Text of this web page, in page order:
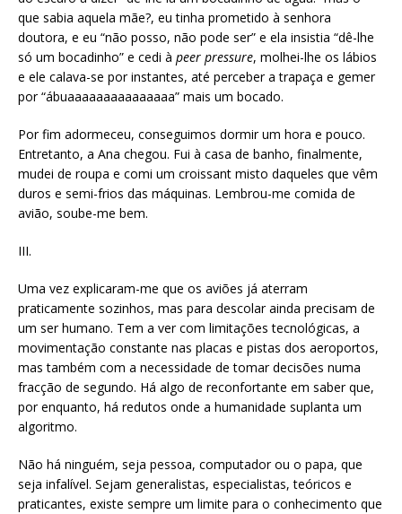
que sabia aquela mãe?, eu tinha prometido à senhora
doutora, e eu “não posso, não pode ser” e ela insistia “dê-lhe
só um bocadinho” e cedi à peer pressure, molhei-lhe os lábios
e ele calava-se por instantes, até perceber a trapaça e gemer
por “ábuaaaaaaaaaaaaaaa” mais um bocado.
Por fim adormeceu, conseguimos dormir um hora e pouco.
Entretanto, a Ana chegou. Fui à casa de banho, finalmente,
mudei de roupa e comi um croissant misto daqueles que vêm
duros e semi-frios das máquinas. Lembrou-me comida de
avião, soube-me bem.
III.
Uma vez explicaram-me que os aviões já aterram
praticamente sozinhos, mas para descolar ainda precisam de
um ser humano. Tem a ver com limitações tecnológicas, a
movimentação constante nas placas e pistas dos aeroportos,
mas também com a necessidade de tomar decisões numa
fracção de segundo. Há algo de reconfortante em saber que,
por enquanto, há redutos onde a humanidade suplanta um
algoritmo.
Não há ninguém, seja pessoa, computador ou o papa, que
seja infalível. Sejam generalistas, especialistas, teóricos e
praticantes, existe sempre um limite para o conhecimento que